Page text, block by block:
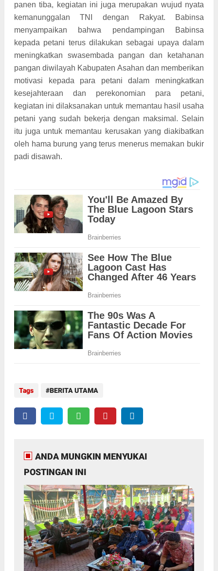
panen tiba, kegiatan ini juga merupakan wujud nyata
kemanunggalan TNI dengan Rakyat. Babinsa
menyampaikan bahwa pendampingan Babinsa
kepada petani terus dilakukan sebagai upaya dalam
meningkatkan swasembada pangan dan ketahanan
pangan diwilayah Kabupaten Asahan dan memberikan
motivasi kepada para petani dalam meningkatkan
kesejahteraan dan perekonomian para petani,
kegiatan ini dilaksanakan untuk memantau hasil usaha
petani yang sudah bekerja dengan maksimal. Selain
itu juga untuk memantau kerusakan yang diakibatkan
oleh hama burung yang terus menerus memakan bukir
padi disawah.
Tags BERITA UTAMA
ANDA MUNGKIN MENYUKAI
POSTINGAN INI